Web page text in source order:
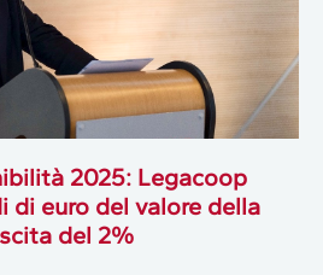
2025: Legacoop
di euro del valore della
del 2%